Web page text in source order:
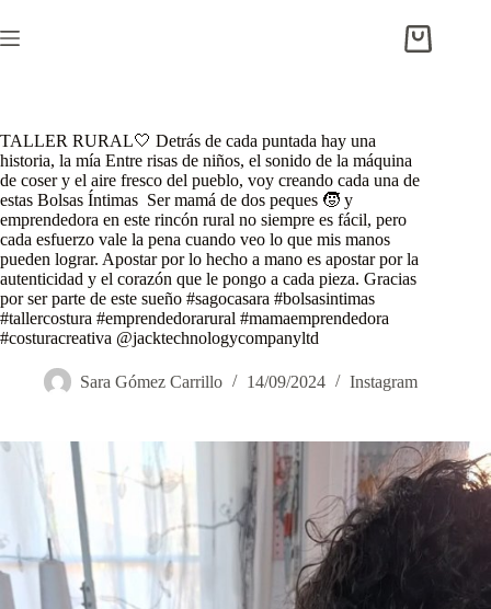
al
contenido
Carro
TALLER RURAL🤍 Detrás de cada puntada hay una
historia, la mía Entre risas de niños, el sonido de la máquina
de coser y el aire fresco del pueblo, voy creando cada una de
estas Bolsas Íntimas ️ Ser mamá de dos peques 🧒 y
emprendedora en este rincón rural no siempre es fácil, pero
cada esfuerzo vale la pena cuando veo lo que mis manos
pueden lograr. Apostar por lo hecho a mano es apostar por la
autenticidad y el corazón que le pongo a cada pieza. Gracias
por ser parte de este sueño #sagocasara #bolsasintimas
#tallercostura #emprendedorarural #mamaemprendedora
#costuracreativa @jacktechnologycompanyltd
Sara Gómez Carrillo 14/09/2024 Instagram
Reproductor